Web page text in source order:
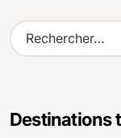
R
e
rDestinations